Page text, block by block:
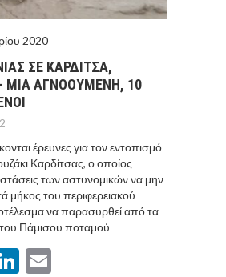
2020
ΣΕ ΚΑΡΔIΤΣΑ,
ΜIΑ ΑΓΝΟΟYΜΕΝΗ, 10
έρευνες για τον εντοπισμό
Καρδίτσας, ο οποίος
των αστυνομικών να μην
μήκος του περιφερειακού
να παρασυρθεί από τα
Πάμισου ποταμού
LinkedIn